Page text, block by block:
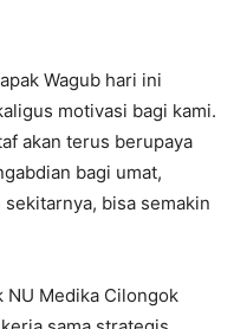
Wagub hari ini
motivasi bagi kami.
akan terus berupaya
bagi umat,
bisa semakin
NU Medika Cilongok